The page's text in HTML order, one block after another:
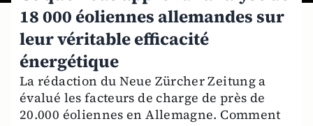
18 000 éoliennes allemandes sur
leur véritable efficacité
énergétique
La rédaction du Neue Zürcher Zeitung a
évalué les facteurs de charge de près de
20.000 éoliennes en Allemagne. Comment